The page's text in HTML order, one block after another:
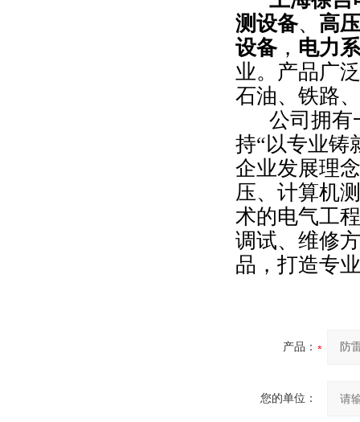
测设备、 高
设备， 电力
业。产品广
石油、铁路
公司拥有
持“以专业铸
企业发展理
压、计算机
术的电气工
调试、维修
品，打造专
产品：
您的单位：